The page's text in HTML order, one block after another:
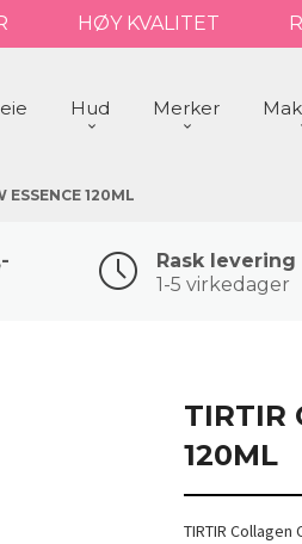
HØY KVALITET
Hud Merker
ESSENCE 120ML
Rask levering
1-5 virkedager
TIRTIR
120ML
TIRTIR